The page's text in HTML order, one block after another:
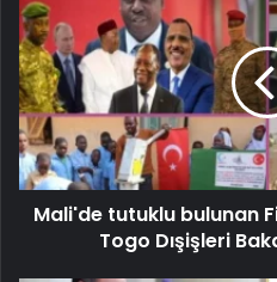
Mali'de tutuklu bulunan
Togo Dışişleri